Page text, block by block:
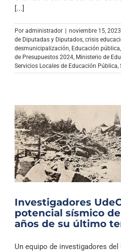
[...]
Por administrador | noviembre 15, 2023
de Diputadas y Diputados crisis
desmunicipalización Educación pública
de Presupuestos 2024 Ministerio de
Servicios Locales de Educación Pública
Investigadores
potencial sísmico
años de su último
Un equipo de investigadores